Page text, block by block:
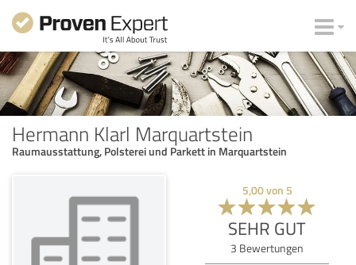
Hermann Klarl Marquartstein
Raumausstattung, Polsterei und Parkett in Marquartstein
5,00von 5
SEHR GUT
3 Bewertungen